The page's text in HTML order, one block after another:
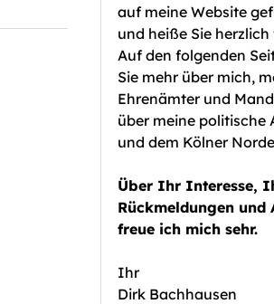
auf meine Website
und heiße Sie
Auf den folgenden
Sie mehr über mich,
Ehrenämter und
über meine politische
und dem Kölner
Über Ihr Interesse,
Rückmeldungen und
freue ich mich sehr.
Ihr
Dirk Bachhausen